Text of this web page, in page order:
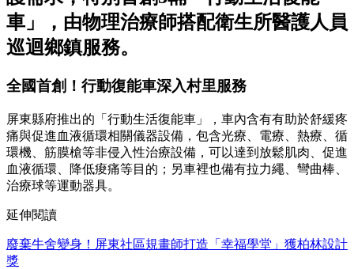
車」，由物理治療師搭配衛生所醫護人員
巡迴鄉鎮服務。
全國首創！行動復能車深入村里服務
屏東縣府推出的「行動生活復能車」，車內含有有助於舒緩疼
痛與促進血液循環相關儀器設備，包含光療、電療、熱療、循
環機、筋膜槍等非侵入性治療設備，可以達到放鬆肌肉、促進
血液循環、降低痠痛等目的；另車裡也備有拉力繩、彎曲棒、
治療球等運動器具。
延伸閱讀
廢棄牛舍變身！屏東社區規畫師打造「幸福學堂」獲柏林設計
獎